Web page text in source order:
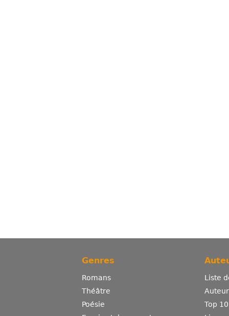
Genres
Romans
Théâtre
Poésie
Liste
Top